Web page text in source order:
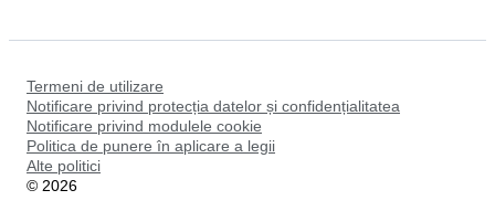
Termeni de utilizare
Notificare privind protecția datelor și confidențialitatea
Notificare privind modulele cookie
Politica de punere în aplicare a legii
Alte politici
© 2026